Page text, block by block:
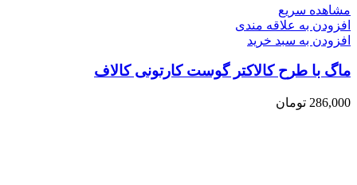
مشاهده سریع
افزودن به علاقه مندی
افزودن به سبد خرید
ماگ با طرح کالاکتر گوست کارتونی کالاف
286,000 تومان